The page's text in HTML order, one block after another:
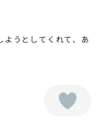
ようとしてくれて、あ